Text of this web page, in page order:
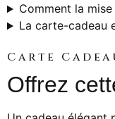
Comment la
La carte-cadeau
Carte
Offrez